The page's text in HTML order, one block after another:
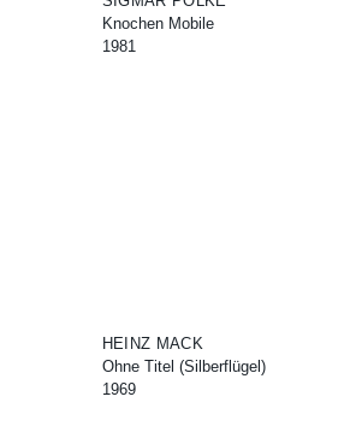
Knochen Mobile
1981
HEINZ MACK
Ohne Titel (Silberflügel)
1969